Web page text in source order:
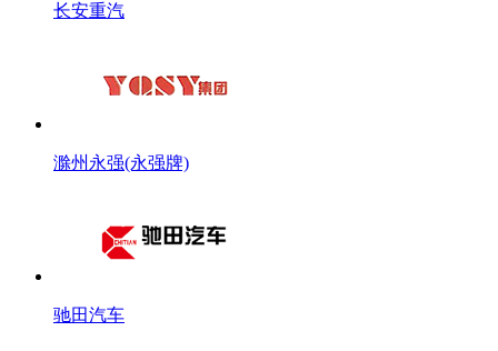
长安重汽
滁州永强(永强牌)
驰田汽车